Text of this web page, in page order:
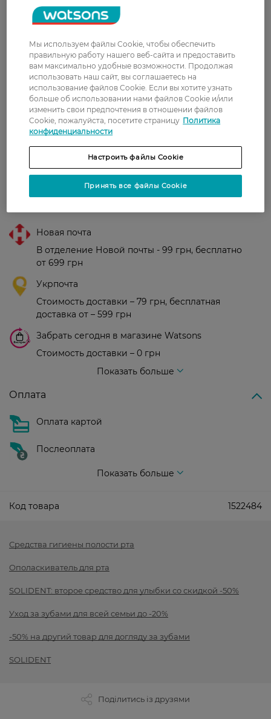
Подходит для:
Ежедневного использования.
Ухода за полостью рта в течение дня.
Страна-производитель:Украина
Рейтинг и отзывы
0
З 0 відгуків
Новая почта
В отделение Новой почты - 99 грн, бесплатно
от 699 грн
Укрпочта
Стоимость доставки – 79 грн, бесплатная
доставка от – 599 грн
Забрать сегодня в магазине Watsons
Стоимость доставки – 0 грн
Показать больше
Оплата
Оплата картой
Послеоплата
Показать больше
Код товара 1522484
Средства гигиены полости рта
Ополаскиватель для рта
SOLIDENT: второе средство для улыбки со скидкой -50%
Уход за зубами для всей семьи до -20%
-50% на другий товар для догляду за зубами
SOLIDENT
Поділитись із друзями
Мы используем файлы Cookie, чтобы обеспечить
правильную работу нашего веб-сайта и предоставить
вам максимально удобные возможности. Продолжая
использовать наш сайт, вы соглашаетесь на
использование файлов Cookie. Если вы хотите узнать
больше об использовании нами файлов Cookie и/или
изменить свои предпочтения в отношении файлов
Cookie, пожалуйста, посетите страницу Политика
конфиденциальности
Настроить файлы Cookie
Принять все файлы Cookie